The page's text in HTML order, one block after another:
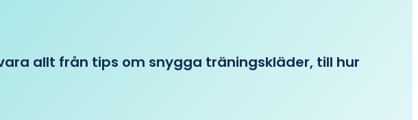
allt från tips om snygga träningskläder, till hur